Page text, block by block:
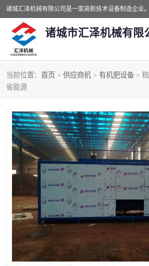
诸城市汇泽机械有限
当前位置： 首页 > 供应商机 > 有机肥设备 >
省能源
发酵设备
鸡粪发酵机 有机
纳米膜好氧发酵堆肥机 粪污烘
膜式堆肥机 纳米
膜式发酵仓 分子
分子膜发酵堆肥设备